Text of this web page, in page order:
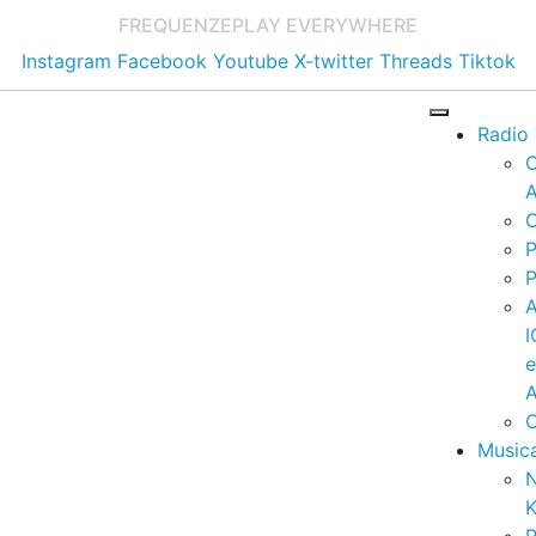
FREQUENZEPLAY EVERYWHERE
Instagram Facebook Youtube X-twitter Threads Tiktok
Radio
e